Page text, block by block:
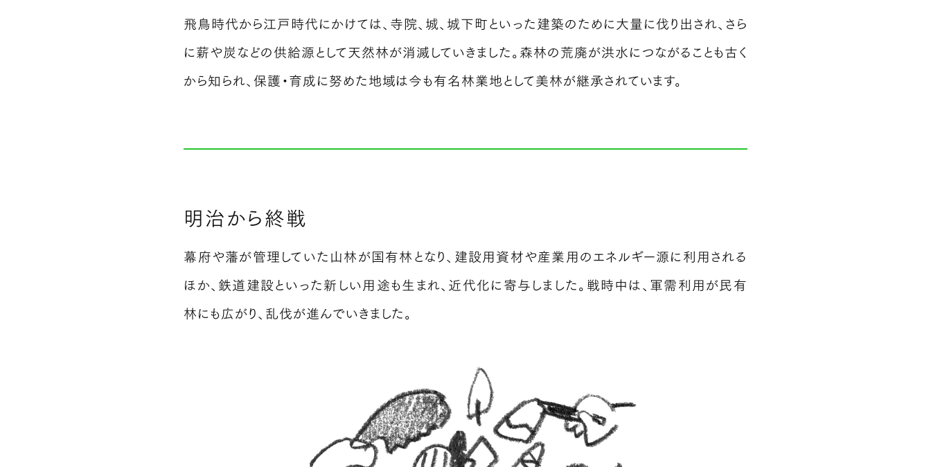
飛鳥時代から江戸時代にかけては、寺院、城、城下町といった建築のために大量に伐り出され、さら
に薪や炭などの供給源として天然林が消滅していきました。森林の荒廃が洪水につながることも古く
から知られ、保護・育成に努めた地域は今も有名林業地として美林が継承されています。
明治から終戦
幕府や藩が管理していた山林が国有林となり、建設用資材や産業用のエネルギー源に利用される
ほか、鉄道建設といった新しい用途も生まれ、近代化に寄与しました。戦時中は、軍需利用が民有
林にも広がり、乱伐が進んでいきました。